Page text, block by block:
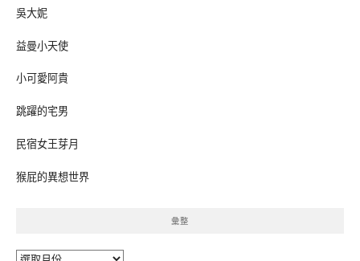
吳大妮
益曼小天使
小可愛阿貴
跳躍的宅男
民宿女王芽月
猴屁的異想世界
彙整
彙